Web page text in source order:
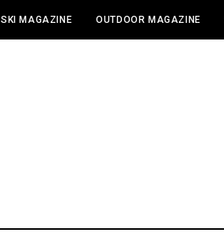
SKI MAGAZINE OUTDOOR MAGAZINE